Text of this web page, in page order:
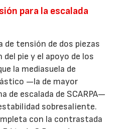
para la escalada
de tensión de dos piezas
del pie y el apoyo de los
la mediasuela de
—la de mayor
de escalada de SCARPA—
sobresaliente.
con la contrastada